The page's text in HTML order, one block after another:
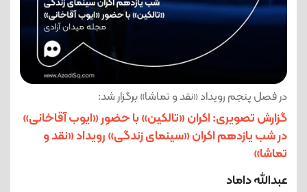
در فصل پنجم رویداد «نقد و تماشا» برگزار شد:
گزارش تصویری: اکران «تالکین» با حضور «ایوب آقاخانی»
در شب یازدهم اکران «سینمای زندگی» رویداد «نقد و
تماشا»
عبدالله داماد